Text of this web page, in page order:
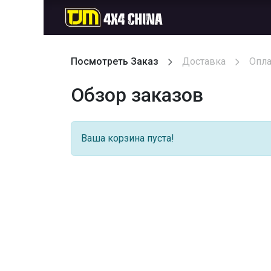
Посмотреть Заказ Доставка
Обзор заказов
Ваша корзина пуста!